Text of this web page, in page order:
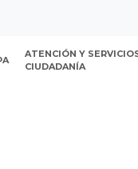
ATENCIÓN Y
CIUDADANÍA